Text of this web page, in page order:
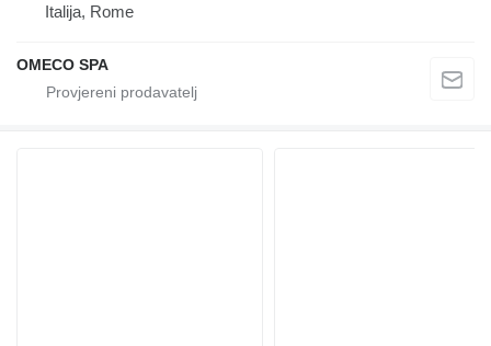
Italija, Rome
OMECO SPA